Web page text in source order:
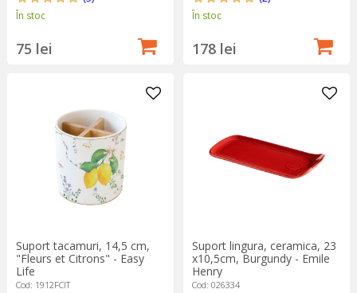
În stoc
75 lei
În stoc
178 lei
Suport tacamuri, 14,5 cm,
"Fleurs et Citrons" - Easy
Life
Cod: 1912FCIT
Suport lingura, ceramica, 23
x10,5cm, Burgundy - Emile
Henry
Cod: 026334